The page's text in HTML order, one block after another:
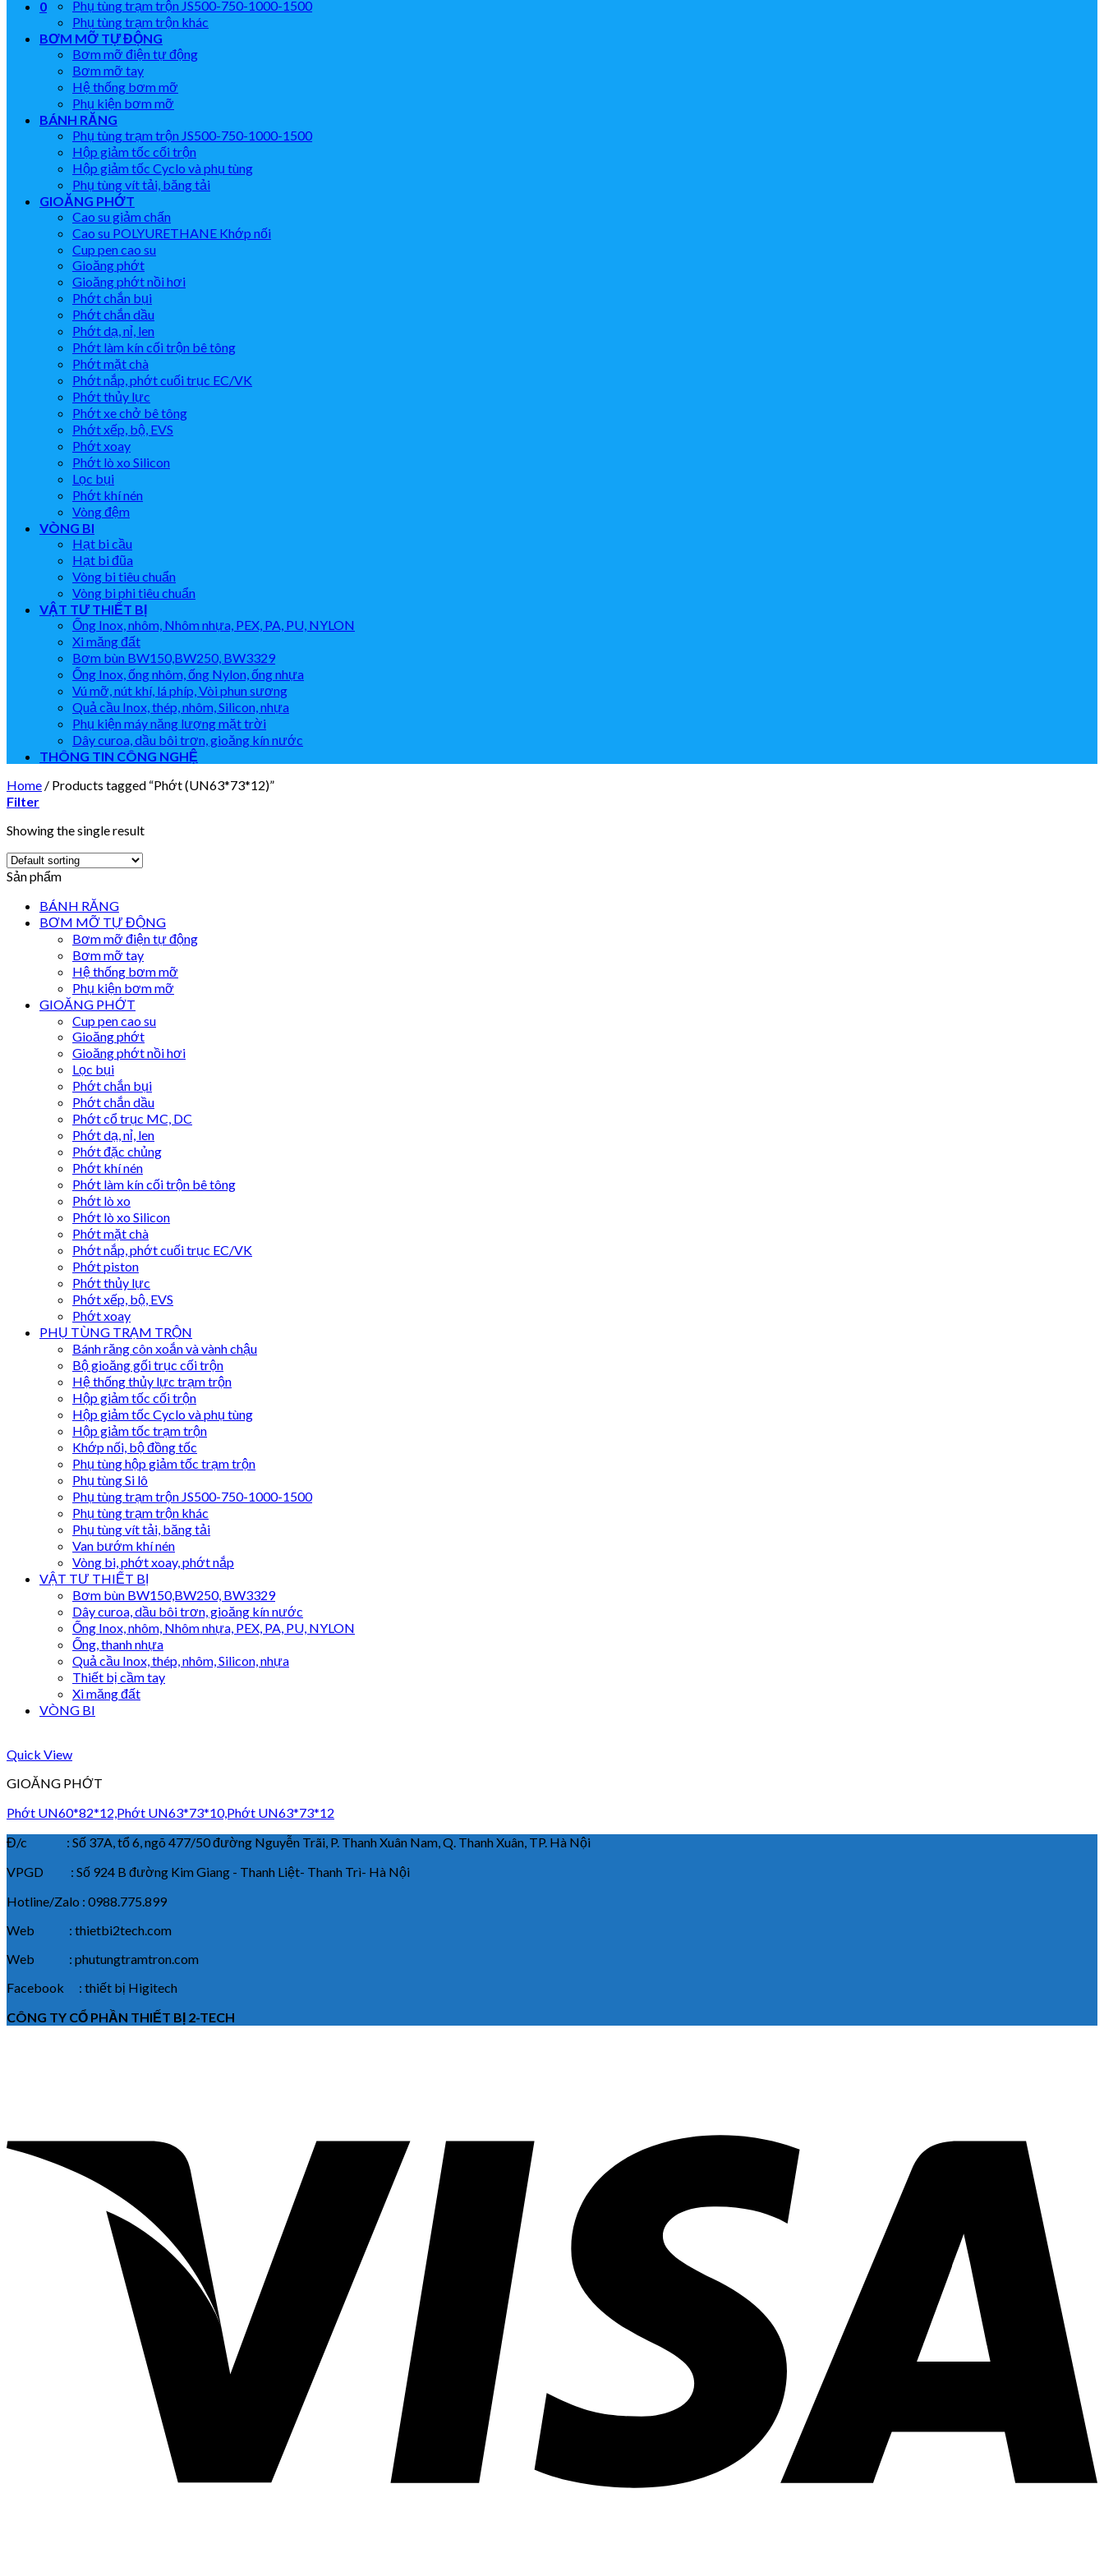
0
Phụ tùng trạm trộn JS500-750-1000-1500
Phụ tùng trạm trộn khác
BƠM MỠ TỰ ĐỘNG
Bơm mỡ điện tự động
Bơm mỡ tay
Hệ thống bơm mỡ
Phụ kiện bơm mỡ
BÁNH RĂNG
Phụ tùng trạm trộn JS500-750-1000-1500
Hộp giảm tốc cối trộn
Hộp giảm tốc Cyclo và phụ tùng
Phụ tùng vít tải, băng tải
GIOĂNG PHỚT
Cao su giảm chấn
Cao su POLYURETHANE Khớp nối
Cup pen cao su
Gioăng phớt
Gioăng phớt nồi hơi
Phớt chắn bụi
Phớt chắn dầu
Phớt dạ, nỉ, len
Phớt làm kín cối trộn bê tông
Phớt mặt chà
Phớt nắp, phớt cuối trục EC/VK
Phớt thủy lực
Phớt xe chở bê tông
Phớt xếp, bộ, EVS
Phớt xoay
Phớt lò xo Silicon
Lọc bụi
Phớt khí nén
Vòng đệm
VÒNG BI
Hạt bi cầu
Hạt bi đũa
Vòng bi tiêu chuẩn
Vòng bi phi tiêu chuẩn
VẬT TƯ THIẾT BỊ
Ống Inox, nhôm, Nhôm nhựa, PEX, PA, PU, NYLON
Xi măng đất
Bơm bùn BW150,BW250, BW3329
Ống Inox, ống nhôm, ống Nylon, ống nhựa
Vú mỡ, nút khí, lá phíp, Vòi phun sương
Quả cầu Inox, thép, nhôm, Silicon, nhựa
Phụ kiện máy năng lượng mặt trời
Dây curoa, dầu bôi trơn, gioăng kín nước
THÔNG TIN CÔNG NGHỆ
Home / Products tagged “Phớt (UN63*73*12)”
Filter
Showing the single result
Sản phẩm
BÁNH RĂNG
BƠM MỠ TỰ ĐỘNG
Bơm mỡ điện tự động
Bơm mỡ tay
Hệ thống bơm mỡ
Phụ kiện bơm mỡ
GIOĂNG PHỚT
Cup pen cao su
Gioăng phớt
Gioăng phớt nồi hơi
Lọc bụi
Phớt chắn bụi
Phớt chắn dầu
Phớt cổ trục MC, DC
Phớt dạ, nỉ, len
Phớt đặc chủng
Phớt khí nén
Phớt làm kín cối trộn bê tông
Phớt lò xo
Phớt lò xo Silicon
Phớt mặt chà
Phớt nắp, phớt cuối trục EC/VK
Phớt piston
Phớt thủy lực
Phớt xếp, bộ, EVS
Phớt xoay
PHỤ TÙNG TRẠM TRỘN
Bánh răng côn xoắn và vành chậu
Bộ gioăng gối trục cối trộn
Hệ thống thủy lực trạm trộn
Hộp giảm tốc cối trộn
Hộp giảm tốc Cyclo và phụ tùng
Hộp giảm tốc trạm trộn
Khớp nối, bộ đồng tốc
Phụ tùng hộp giảm tốc trạm trộn
Phụ tùng Si lô
Phụ tùng trạm trộn JS500-750-1000-1500
Phụ tùng trạm trộn khác
Phụ tùng vít tải, băng tải
Van bướm khí nén
Vòng bi, phớt xoay, phớt nắp
VẬT TƯ THIẾT BỊ
Bơm bùn BW150,BW250, BW3329
Dây curoa, dầu bôi trơn, gioăng kín nước
Ống Inox, nhôm, Nhôm nhựa, PEX, PA, PU, NYLON
Ống, thanh nhựa
Quả cầu Inox, thép, nhôm, Silicon, nhựa
Thiết bị cầm tay
Xi măng đất
VÒNG BI
Quick View
GIOĂNG PHỚT
Phớt UN60*82*12,Phớt UN63*73*10,Phớt UN63*73*12
Đ/c : Số 37A, tổ 6, ngõ 477/50 đường Nguyễn Trãi, P. Thanh Xuân Nam, Q. Thanh Xuân, TP. Hà Nội
VPGD : Số 924 B đường Kim Giang - Thanh Liệt- Thanh Trì- Hà Nội
Hotline/Zalo : 0988.775.899
Web : thietbi2tech.com
Web : phutungtramtron.com
Facebook : thiết bị Higitech
CÔNG TY CỔ PHẦN THIẾT BỊ 2-TECH